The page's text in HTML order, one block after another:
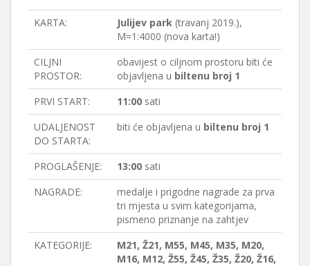
KARTA: Julijev park (travanj 2019.),
M=1:4000 (nova karta!)
CILJNI
PROSTOR:
obavijest o ciljnom prostoru biti će
objavljena u biltenu broj 1
PRVI START:
11:00 sati
UDALJENOST
DO STARTA:
biti će objavljena u biltenu broj 1
PROGLAŠENJE: 13:00 sati
NAGRADE:
medalje i prigodne nagrade za prva
tri mjesta u svim kategorijama,
pismeno priznanje na zahtjev
KATEGORIJE:
M21, Ž21, M55, M45, M35, M20,
M16, M12, Ž55, Ž45, Ž35, Ž20, Ž16,